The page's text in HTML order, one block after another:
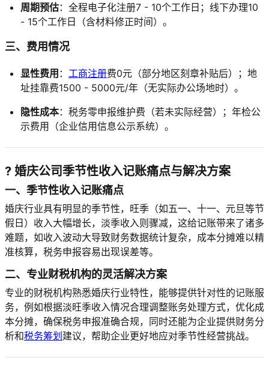
周期预估：全程电子化注册7 - 10个工作日；线下办理10
- 15个工作日（含材料修正时间）。
三、费用情况
显性费用 ： 工商注册费0元（部分地区刻章补贴后）；地
址挂靠费1500 - 5000元/年（无实际办公场地时）。
隐性成本：税务零申报维护费（若未实际经营）；年检公
示费用（企业信用信息公示系统）。
? 婚庆公司季节性收入记账痛点与解决方案
一、季节性收入记账痛点
婚庆行业具有明显的季节性，旺季（如五一、十一、元旦等节
假日）收入大幅增长，淡季收入则骤减，这给记账带来了诸多
难题，如收入波动大导致财务数据统计复杂，成本分摊难以精
准核算，税务申报容易出现误差等。
二、专业财税机构的灵活解决方案
专业的财税机构熟悉婚庆行业特性，能够提供针对性的记账服
务，例如根据淡旺季收入情况合理调整账务处理方式，优化成
本分摊，确保税务申报准确合规，同时还能为企业提供财务分
析和税务筹划建议，帮助企业更好地应对季节性经营挑战。